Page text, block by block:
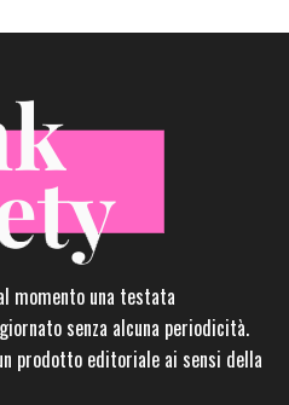
momento una testata
senza alcuna periodicità.
prodotto editoriale ai sensi della